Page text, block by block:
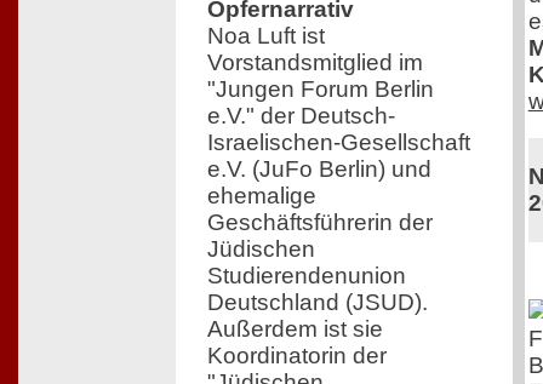
Opfernarrativ
Noa Luft ist
Vorstandsmitglied im
"Jungen Forum Berlin
e.V." der Deutsch-
Israelischen-Gesellschaft
e.V. (JuFo Berlin) und
ehemalige
Geschäftsführerin der
Jüdischen
Studierendenunion
Deutschland (JSUD).
Außerdem ist sie
Koordinatorin der